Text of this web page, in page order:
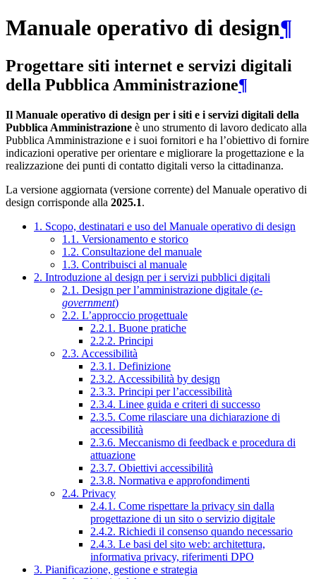
Manuale operativo di design¶
Progettare siti internet e servizi digitali
della Pubblica Amministrazione¶
Il Manuale operativo di design per i siti e i servizi digitali della
Pubblica Amministrazione è uno strumento di lavoro dedicato alla
Pubblica Amministrazione e i suoi fornitori e ha l’obiettivo di fornire
indicazioni operative per orientare e migliorare la progettazione e la
realizzazione dei punti di contatto digitali verso la cittadinanza.
La versione aggiornata (versione corrente) del Manuale operativo di
design corrisponde alla 2025.1.
1. Scopo, destinatari e uso del Manuale operativo di design
1.1. Versionamento e storico
1.2. Consultazione del manuale
1.3. Contribuisci al manuale
2. Introduzione al design per i servizi pubblici digitali
2.1. Design per l’amministrazione digitale (e-
government)
2.2. L’approccio progettuale
2.2.1. Buone pratiche
2.2.2. Principi
2.3. Accessibilità
2.3.1. Definizione
2.3.2. Accessibilità by design
2.3.3. Principi per l’accessibilità
2.3.4. Linee guida e criteri di successo
2.3.5. Come rilasciare una dichiarazione di
accessibilità
2.3.6. Meccanismo di feedback e procedura di
attuazione
2.3.7. Obiettivi accessibilità
2.3.8. Normativa e approfondimenti
2.4. Privacy
2.4.1. Come rispettare la privacy sin dalla
progettazione di un sito o servizio digitale
2.4.2. Richiedi il consenso quando necessario
2.4.3. Le basi del sito web: architettura,
informativa privacy, riferimenti DPO
3. Pianificazione, gestione e strategia